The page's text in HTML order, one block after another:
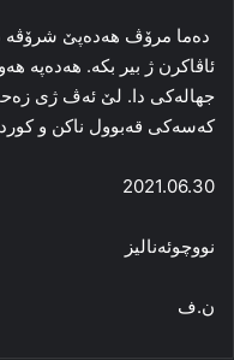
ده‌ما مرۆڤ ھەدەپێ شرۆڤه‌
ئاڤاکرن ژ بیر بکه‌. ھەدەپە
جھاله‌کی دا‌. لێ ئه‌ڤ ژی
که‌سه‌کی قه‌بوول ناکن و
2021.06.30
نووچوئەنالیز
ن.ف